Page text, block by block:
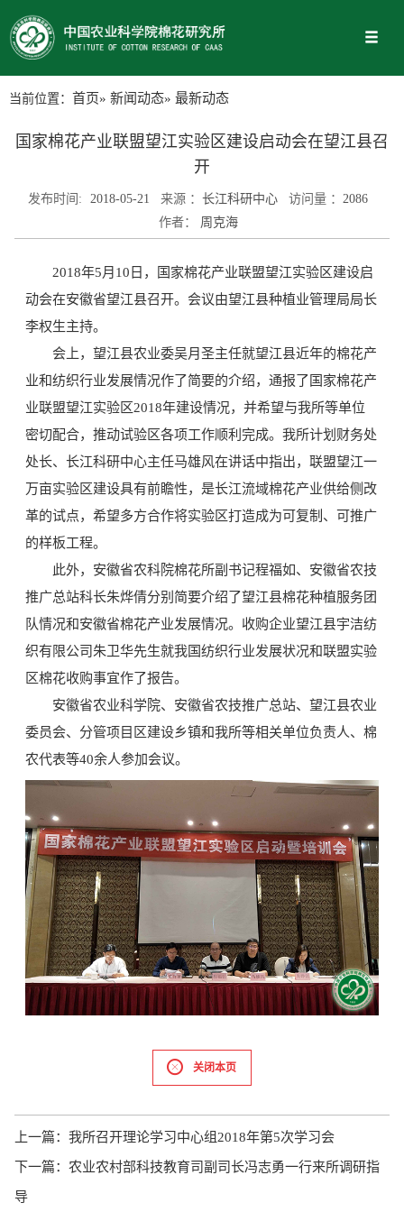
当前位置： 首页» 新闻动态» 最新动态
国家棉花产业联盟望江实验区建设启动会在望江县召
开
发布时间: 2018-05-21 来源 ： 长江科研中心 访问量 ： 2086
作者：
周克海
2018年5月10日，国家棉花产业联盟望江实验区建设启
动会在安徽省望江县召开。会议由望江县种植业管理局局长
李权生主持。
会上，望江县农业委吴月圣主任就望江县近年的棉花产
业和纺织行业发展情况作了简要的介绍，通报了国家棉花产
业联盟望江实验区2018年建设情况，并希望与我所等单位
密切配合，推动试验区各项工作顺利完成。我所计划财务处
处长、长江科研中心主任马雄风在讲话中指出，联盟望江一
万亩实验区建设具有前瞻性，是长江流域棉花产业供给侧改
革的试点，希望多方合作将实验区打造成为可复制、可推广
的样板工程。
此外，安徽省农科院棉花所副书记程福如、安徽省农技
推广总站科长朱烨倩分别简要介绍了望江县棉花种植服务团
队情况和安徽省棉花产业发展情况。收购企业望江县宇洁纺
织有限公司朱卫华先生就我国纺织行业发展状况和联盟实验
区棉花收购事宜作了报告。
安徽省农业科学院、安徽省农技推广总站、望江县农业
委员会、分管项目区建设乡镇和我所等相关单位负责人、棉
农代表等40余人参加会议。
关闭本页
上一篇： 我所召开理论学习中心组2018年第5次学习会
下一篇： 农业农村部科技教育司副司长冯志勇一行来所调研指
导